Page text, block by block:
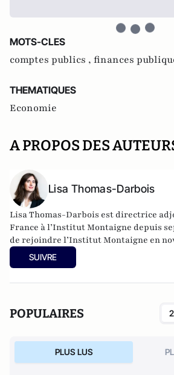
MOTS-CLES
comptes publics , finances
THEMATIQUES
Economie
A PROPOS DES
Lisa Thomas-Darbois
Lisa Thomas-Darbois est directrice
France à l’Institut Montaigne depuis
de rejoindre l’Institut Montaigne en
été analyste en fusion-acquisition dans
conseil et d’audit. Elle a également été
moments saillants de la vie
l’efficacité de l’État, les finances
économiques et sociaux des classes
diplômée de l’ESCP Business School et
SUIVRE
POPULAIRES
PLUS LUS